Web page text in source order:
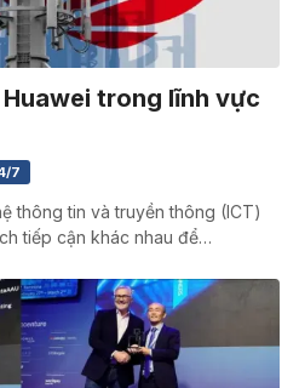
trong lĩnh vực
7
thông tin và truyền thông (ICT)
tiếp cận khác nhau để…